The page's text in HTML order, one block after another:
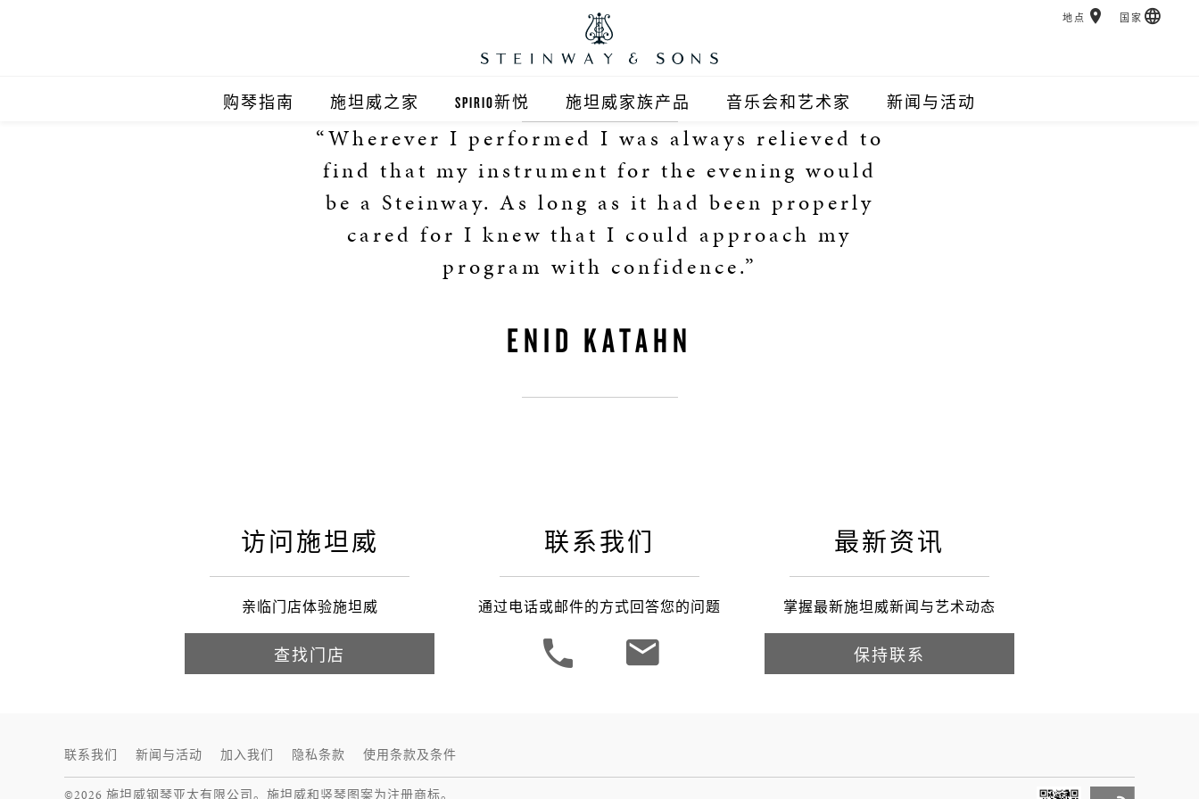
购琴指南 施坦威之家
施坦威之家北京
施坦威顺义旗舰店
施坦威之家上海
施坦威浦东旗舰店
SPIRIO新悦 施坦威家族产品
施坦威钢琴
郎朗钢琴
音乐会和艺术家 新闻与活动
地点 国家
“Wherever I performed I was always relieved to
find that my instrument for the evening would
be a Steinway. As long as it had been properly
cared for I knew that I could approach my
program with confidence.”
ENID KATAHN
访问施坦威
亲临门店体验施坦威
查找门店
联系我们
通过电话或邮件的方式回答您的问题
最新资讯
掌握最新施坦威新闻与艺术动态
保持联系
联系我们 新闻与活动 加入我们 隐私条款 使用条款及条件
©2026 施坦威钢琴亚太有限公司。施坦威和竖琴图案为注册商标。